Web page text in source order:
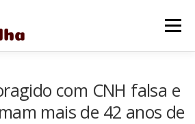
Menu
com CNH falsa e
mais de 42 anos de